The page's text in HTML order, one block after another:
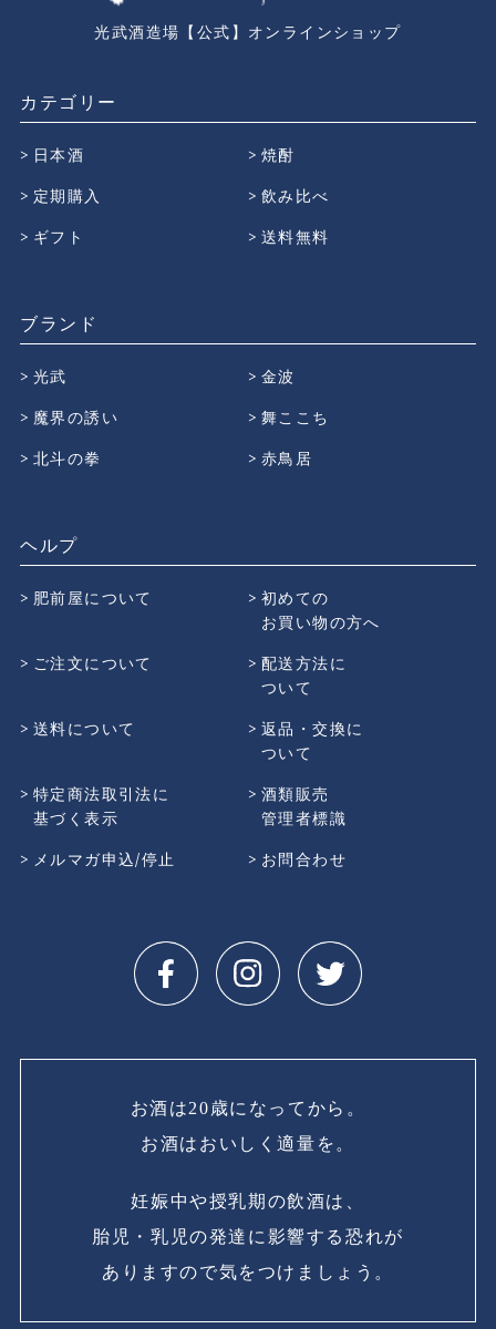
光武酒造場【公式】オンラインショップ
カテゴリー
日本酒
焼酎
定期購入
飲み比べ
ギフト
送料無料
ブランド
光武
金波
魔界の誘い
舞ここち
北斗の拳
赤鳥居
ヘルプ
肥前屋について
初めての
お買い物の方へ
ご注文について
配送方法に
ついて
送料について
返品・交換に
ついて
特定商法取引法に
基づく表示
酒類販売
管理者標識
メルマガ申込/停止
お問合わせ
お酒は20歳になってから。
お酒はおいしく適量を。
妊娠中や授乳期の飲酒は、
胎児・乳児の発達に影響する恐れが
ありますので気をつけましょう。